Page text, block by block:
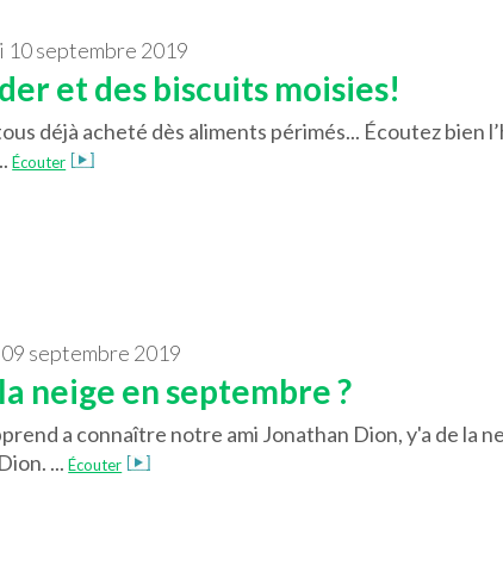
10 septembre 2019
et des biscuits moisies!
déjà acheté dès aliments périmés... Écoutez
Écouter
09 septembre 2019
neige en septembre ?
a connaître notre ami Jonathan Dion, y'a de la
... Écouter